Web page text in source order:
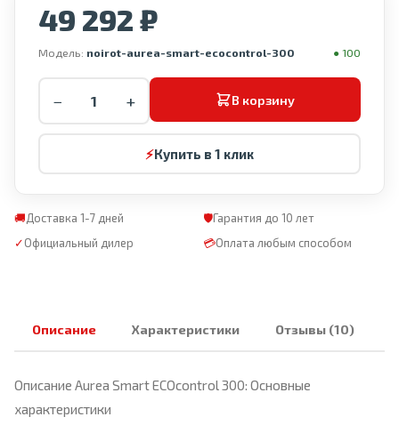
49 292 ₽
Модель: noirot-aurea-smart-ecocontrol-300 ● 100
− + В корзину
⚡Купить в 1 клик
🚚Доставка 1-7 дней 🛡Гарантия до 10 лет
✓Официальный дилер 💳Оплата любым способом
Описание Характеристики Отзывы (10)
Описание Aurea Smart ECOcontrol 300: Основные
характеристики